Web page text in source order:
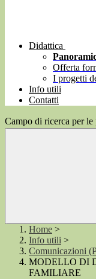
Didattica
Offerta
I progetti
Info utili
Contatti
Campo di ricerca per le
Home >
Info utili >
Comunicazioni
MODELLO DI
FAMILIARE